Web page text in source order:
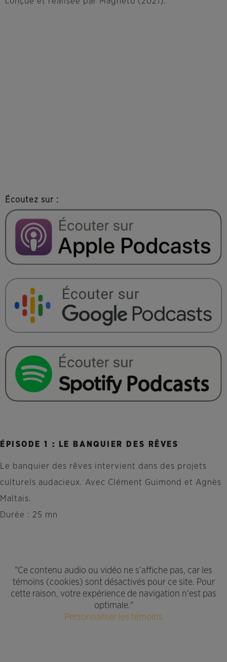
Écoutez sur :
ÉPISODE 1 : LE BANQUIER DES RÊVES
Le banquier des rêves intervient dans des projets
culturels audacieux. Avec Clément Guimond et Agnès
Maltais.
Durée : 25 mn
"Ce contenu audio ou vidéo ne s’affiche pas, car les
témoins (cookies) sont désactivés pour ce site. Pour
cette raison, votre expérience de navigation n'est pas
optimale."
Personnaliser les témoins